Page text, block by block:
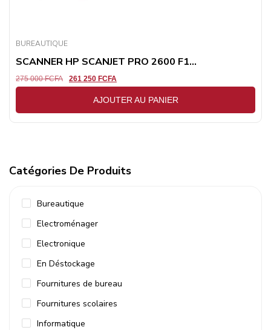
Catégories De Produits
Bureautique
Electroménager
Electronique
En Déstockage
Fournitures de bureau
Fournitures scolaires
Informatique
BUREAUTIQUE
SCANNER HP SCANJET PRO 2600 F1...
275 000FCFA 261 250 FCFA
AJOUTER AU PANIER